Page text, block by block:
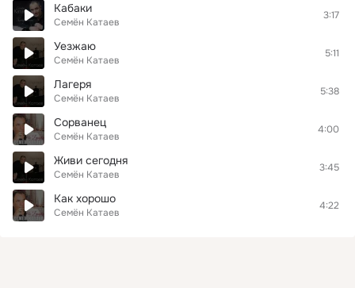
Кабаки
Семён Катаев
3:17
Уезжаю
Семён Катаев
5:11
Лагеря
Семён Катаев
5:38
Сорванец
Семён Катаев
4:00
Живи сегодня
Семён Катаев
3:45
Как хорошо
Семён Катаев
4:22